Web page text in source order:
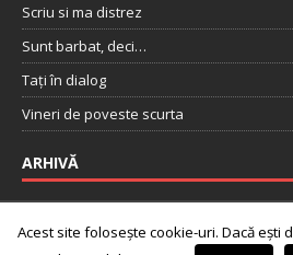
Scriu si ma distrez
Sunt barbat, deci…
Tați în dialog
Vineri de poveste scurta
ARHIVĂ
Acest site folosește cookie-uri. Dacă ești